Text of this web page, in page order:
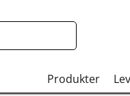
Produkter